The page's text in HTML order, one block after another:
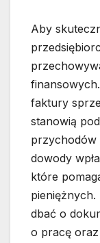
Aby
faktury
stanowią
przychodów
dowody
które
dbać o
o pracę oraz